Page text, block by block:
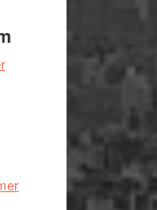
om
Kulturs
om